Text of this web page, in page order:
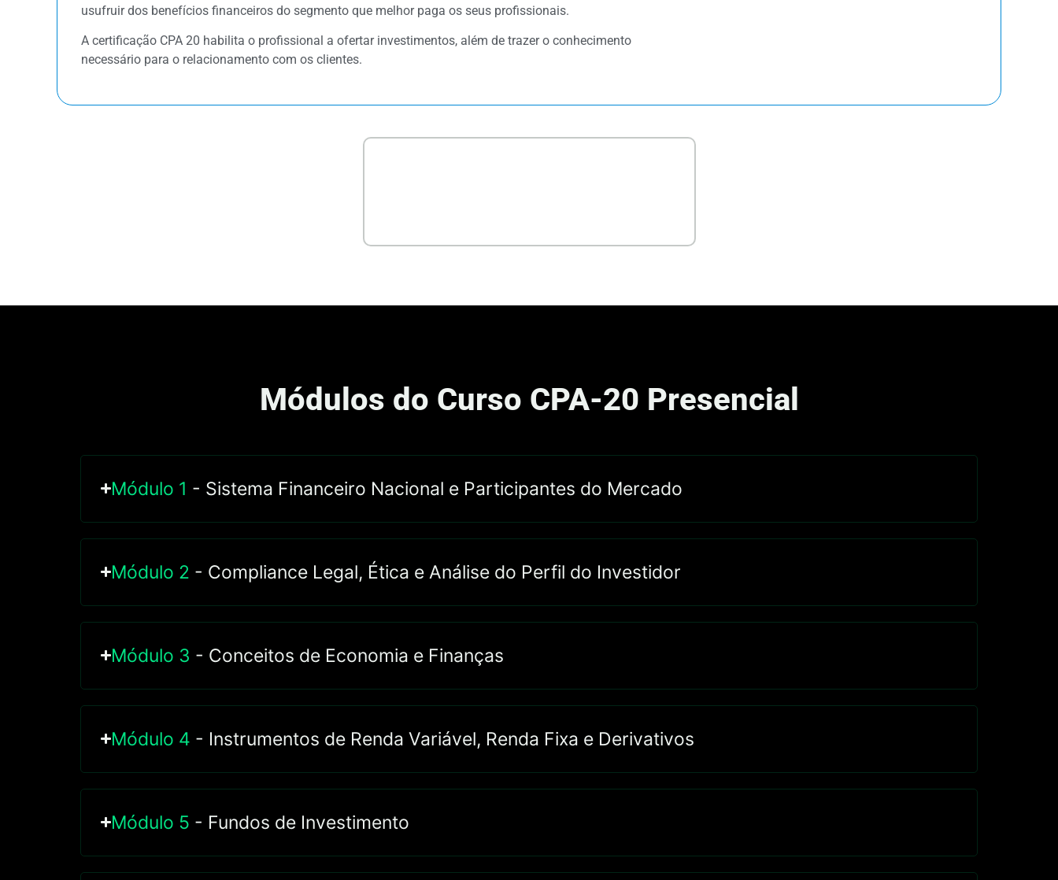
usufruir dos benefícios financeiros do segmento que melhor paga os seus profissionais.
A certificação CPA 20 habilita o profissional a ofertar investimentos, além de trazer o conhecimento
necessário para o relacionamento com os clientes.
Módulos do Curso CPA-20 Presencial
Módulo 1 - Sistema Financeiro Nacional e Participantes do Mercado
Módulo 2 - Compliance Legal, Ética e Análise do Perfil do Investidor
Módulo 3 - Conceitos de Economia e Finanças
Módulo 4 - Instrumentos de Renda Variável, Renda Fixa e Derivativos
Módulo 5 - Fundos de Investimento